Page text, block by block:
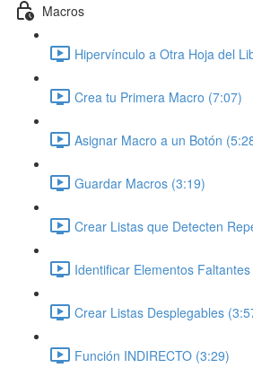
Macros
Hipervínculo a Otra Hoja del
Crea tu Primera Macro (7:07)
Asignar Macro a un Botón
Guardar Macros (3:19)
Crear Listas que Detecten
Identificar Elementos
Crear Listas Desplegables
Función INDIRECTO (3:29)